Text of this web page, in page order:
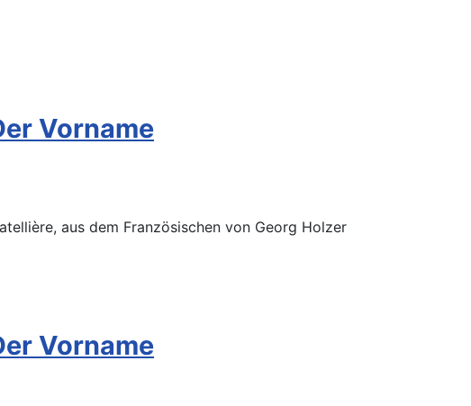
Vorname
aus dem Französischen von Georg Holzer
Vorname